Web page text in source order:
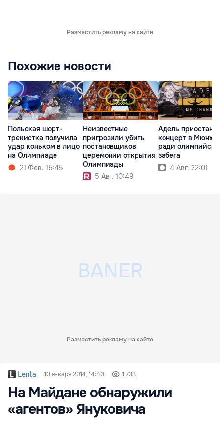
Разместить рекламу на сайте
Похожие новости
Польская шорт-
трекистка получила
удар коньком в лицо
на Олимпиаде
21 Фев. 15:45
Неизвестные
пригрозили убить
постановщиков
церемонии открытия
Олимпиады
5 Авг. 10:49
Адель
концерт в
ради
забега
4 Авг. 22:01
Разместить рекламу на сайте
Lenta 10 января 2014, 14:40 1 733
На Майдане обнаружили
«агентов» Януковича